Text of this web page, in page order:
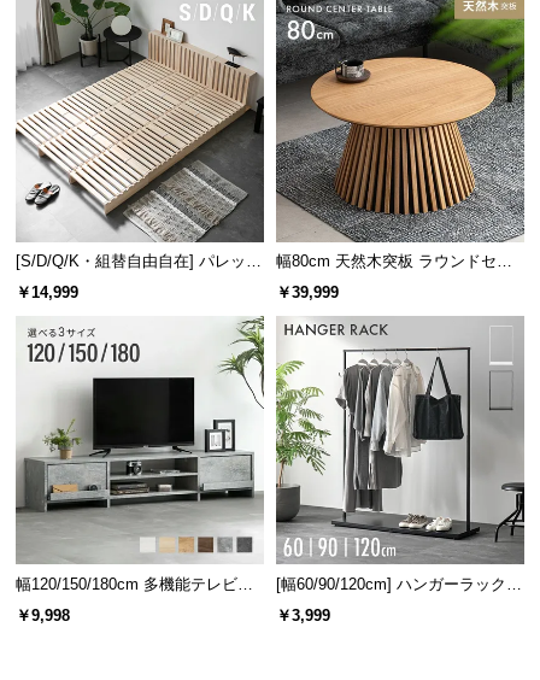
[S/D/Q/K・組替自由自在] パレット
ベッド 8/12/16枚セット
￥14,999
幅80cm 天然木突板 ラウンドセン
ターテーブル 美しい格子デザイン
￥39,999
幅120/150/180cm 多機能テレビボ
ード 木目/石目調 オープン収納・
引き出し収納付き
￥9,998
[幅60/90/120cm] ハンガーラック
スチール 4段階高さ調節 サイドフ
ック オープンラック シンプル
￥3,999